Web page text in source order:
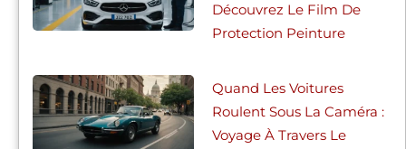
Découvrez Le Film De
Protection Peinture
Quand Les Voitures
Roulent Sous La Caméra :
Voyage À Travers Le